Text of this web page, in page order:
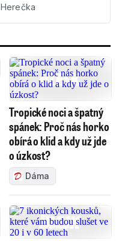
Herečka
Tropické noci a špatný
spánek: Proč nás horko
obírá o klid a kdy už jde
o úzkost?
Dáma